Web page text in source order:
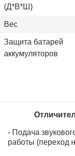
(Д*В*Ш)
Вес
Защита батарей
аккумуляторов
- Подача
работы (переход